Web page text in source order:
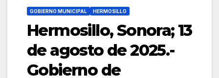
GOBIERNO MUNICIPAL HERMOSILLO
Hermosillo, Sonora; 13
de agosto de 2025.-
Gobierno de